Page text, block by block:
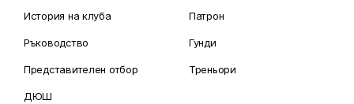
История на клуба
Ръководство
Представителен отбор
ДЮШ
Патрон
Гунди
Треньори